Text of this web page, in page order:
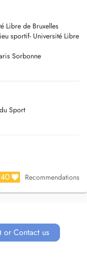
à 18h
sport
LES MARDI/JEUDI
Le cabinet est au 16ème
Libre de Bruxelles
sportif- Université Libre
Sorbonne
Sport
Recommendations
or Contact us